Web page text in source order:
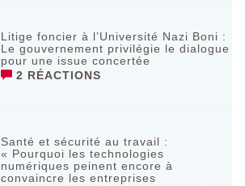
Litige foncier à l’Université Nazi Boni :
Le gouvernement privilégie le dialogue
pour une issue concertée
2 RÉACTIONS
Santé et sécurité au travail :
« Pourquoi les technologies
numériques peinent encore à
convaincre les entreprises